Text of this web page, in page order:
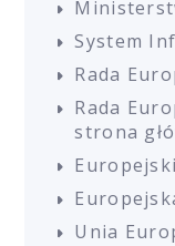
System
Rada
Rada
strona
Unia